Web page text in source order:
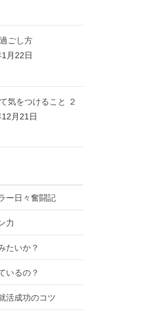
ごし方
月22日
気をつけること ２
月21日
ー日々奮闘記
力
たいか？
いるの？
活成功のコツ